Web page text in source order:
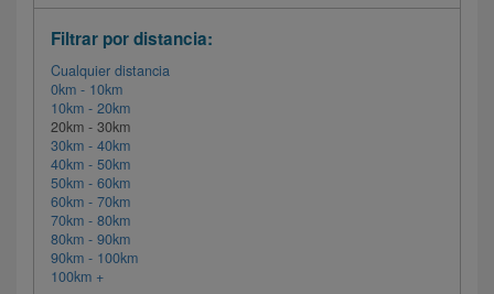
Filtrar por distancia:
Cualquier distancia
0km - 10km
10km - 20km
20km - 30km
30km - 40km
40km - 50km
50km - 60km
60km - 70km
70km - 80km
80km - 90km
90km - 100km
100km +